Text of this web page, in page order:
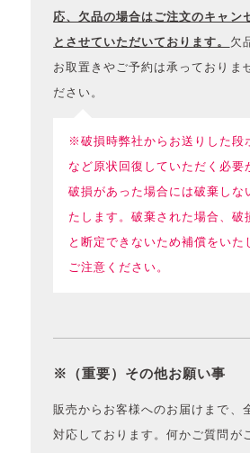
応、欠品の場合はご注文のキャン
とさせていただいております。 欠
お取置きやご予約は承っておりま
ださい。
※破損時弊社からお送りした段
など原状回復していただく必要
破損があった場合には破棄しな
たします。破棄された場合、破
と断定できないため補償をいた
ご注意ください。
※（重要）その他お願い事
販売からお客様へのお届けまで、
対応しております。何かご質問が